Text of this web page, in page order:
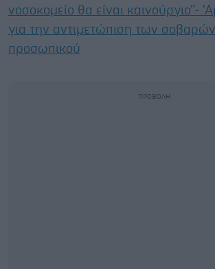
νοσοκομείο θα είναι καινούργιο''-
για την αντιμετώπιση των
προσωπικού